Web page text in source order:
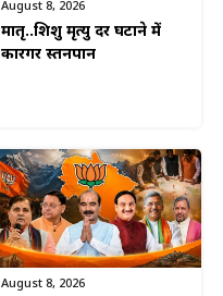
August 8, 2026
मातृ..शिशु मृत्यु दर घटाने में
कारगर स्तनपान
August 8, 2026